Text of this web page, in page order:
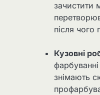
зачистити
після чого
Кузовні
знімають